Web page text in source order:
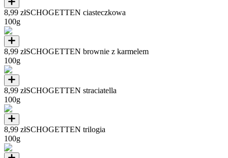
8,99 złSCHOGETTEN ciasteczkowa
100g
8,99 złSCHOGETTEN brownie z karmelem
100g
8,99 złSCHOGETTEN straciatella
100g
8,99 złSCHOGETTEN trilogia
100g